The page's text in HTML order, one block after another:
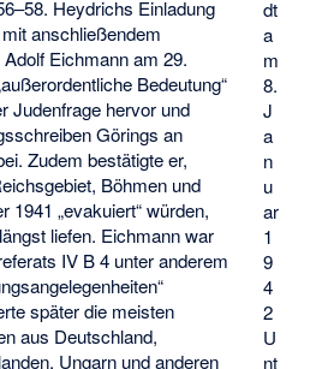
dt
a
m
8.
J
a
n
u
ar
1
9
4
2
U
nt
Heydrichs Einladung
anschließendem
Eichmann am 29.
Bedeutung“
Judenfrage hervor und
Görings an
Zudem bestätigte er,
Böhmen und
1941 „evakuiert“ würden,
liefen. Eichmann war
IV B 4 unter anderem
später die meisten
aus Deutschland,
Ungarn und anderen